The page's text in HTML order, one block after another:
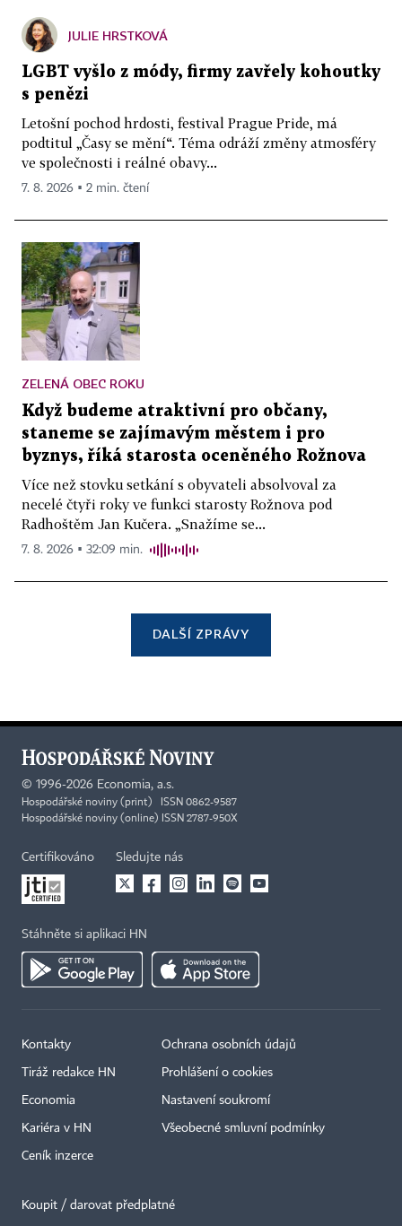
JULIE HRSTKOVÁ
LGBT vyšlo z módy, firmy zavřely kohoutky
s penězi
Letošní pochod hrdosti, festival Prague Pride, má
podtitul „Časy se mění“. Téma odráží změny atmosféry
ve společnosti i reálné obavy...
7. 8. 2026 ▪ 2 min. čtení
ZELENÁ OBEC ROKU
Když budeme atraktivní pro občany,
staneme se zajímavým městem i pro
byznys, říká starosta oceněného Rožnova
Více než stovku setkání s obyvateli absolvoval za
necelé čtyři roky ve funkci starosty Rožnova pod
Radhoštěm Jan Kučera. „Snažíme se...
7. 8. 2026 ▪ 32:09 min.
DALŠÍ ZPRÁVY
© 1996-2026 Economia, a.s.
Hospodářské noviny (print) ISSN 0862-9587
Hospodářské noviny (online) ISSN 2787-950X
Certifikováno Sledujte nás
Stáhněte si aplikaci HN
Kontakty
Tiráž redakce HN
Economia
Kariéra v HN
Ceník inzerce
Ochrana osobních údajů
Prohlášení o cookies
Nastavení soukromí
Všeobecné smluvní podmínky
Koupit / darovat předplatné